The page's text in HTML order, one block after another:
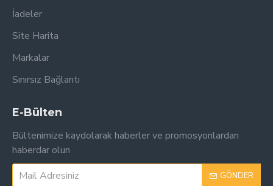
İadeler
Site Harita
Markalar
Sınırsız Bağlantı
E-Bülten
Bültenimize kaydolarak haberler ve promosyonlardan
haberdar olun
GÖNDER